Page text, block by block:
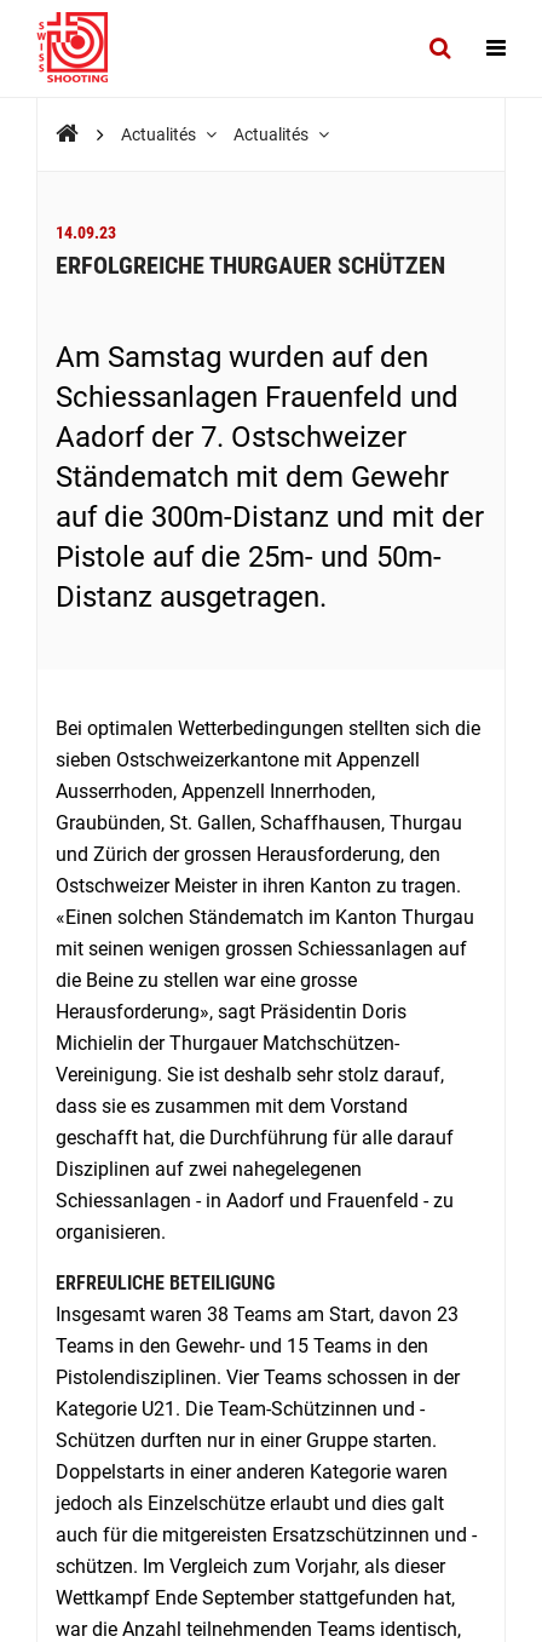
Actualités Actualités
14.09.23
ERFOLGREICHE THURGAUER SCHÜTZEN
Am Samstag wurden auf den
Schiessanlagen Frauenfeld und
Aadorf der 7. Ostschweizer
Ständematch mit dem Gewehr
auf die 300m-Distanz und mit der
Pistole auf die 25m- und 50m-
Distanz ausgetragen.
Bei optimalen Wetterbedingungen stellten sich die
sieben Ostschweizerkantone mit Appenzell
Ausserrhoden, Appenzell Innerrhoden,
Graubünden, St. Gallen, Schaffhausen, Thurgau
und Zürich der grossen Herausforderung, den
Ostschweizer Meister in ihren Kanton zu tragen.
«Einen solchen Ständematch im Kanton Thurgau
mit seinen wenigen grossen Schiessanlagen auf
die Beine zu stellen war eine grosse
Herausforderung», sagt Präsidentin Doris
Michielin der Thurgauer Matchschützen-
Vereinigung. Sie ist deshalb sehr stolz darauf,
dass sie es zusammen mit dem Vorstand
geschafft hat, die Durchführung für alle darauf
Disziplinen auf zwei nahegelegenen
Schiessanlagen - in Aadorf und Frauenfeld - zu
organisieren.
ERFREULICHE BETEILIGUNG
Insgesamt waren 38 Teams am Start, davon 23
Teams in den Gewehr- und 15 Teams in den
Pistolendisziplinen. Vier Teams schossen in der
Kategorie U21. Die Team-Schützinnen und -
Schützen durften nur in einer Gruppe starten.
Doppelstarts in einer anderen Kategorie waren
jedoch als Einzelschütze erlaubt und dies galt
auch für die mitgereisten Ersatzschützinnen und -
schützen. Im Vergleich zum Vorjahr, als dieser
Wettkampf Ende September stattgefunden hat,
war die Anzahl teilnehmenden Teams identisch,